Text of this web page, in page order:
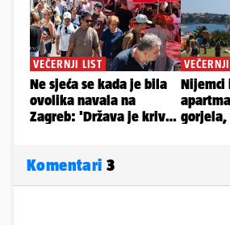
Komentari 3